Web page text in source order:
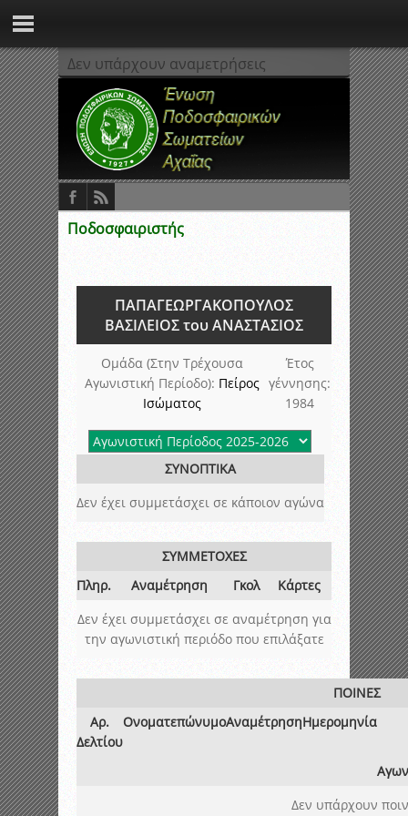
Δεν υπάρχουν αναμετρήσεις
Ποδοσφαιριστής
ΠΑΠΑΓΕΩΡΓΑΚΟΠΟΥΛΟΣ
ΒΑΣΙΛΕΙΟΣ του ΑΝΑΣΤΑΣΙΟΣ
Ομάδα (Στην Τρέχουσα
Αγωνιστική Περίοδο): Πείρος
Ισώματος
Έτος
γέννησης:
1984
ΣΥΝΟΠΤΙΚΑ
Δεν έχει συμμετάσχει σε κάποιον αγώνα
ΣΥΜΜΕΤΟΧΕΣ
Πληρ.
Αναμέτρηση Γκολ
Κάρτες
Δεν έχει συμμετάσχει σε αναμέτρηση για
την αγωνιστική περιόδο που επιλάξατε
ΠΟΙΝΕΣ
Αρ.
Δελτίου
ΟνοματεπώνυμοΑναμέτρησηΗμερομηνία
Δεν υπάρχουν